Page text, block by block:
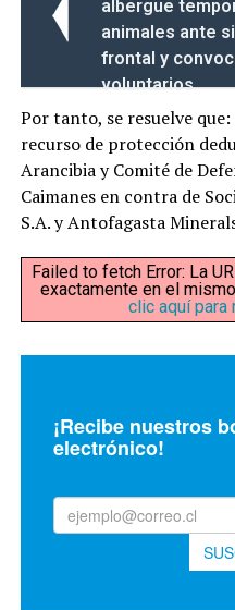
albergue
animales ante
frontal y
voluntarios
Por tanto, se resuelve
recurso de protección
Arancibia y Comité de
Caimanes en contra de
S.A. y Antofagasta
Failed to fetch Error: La
exactamente en el
clic aquí para